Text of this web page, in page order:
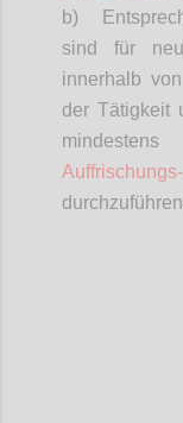
b)
sind für
innerhalb
der Tätigkeit